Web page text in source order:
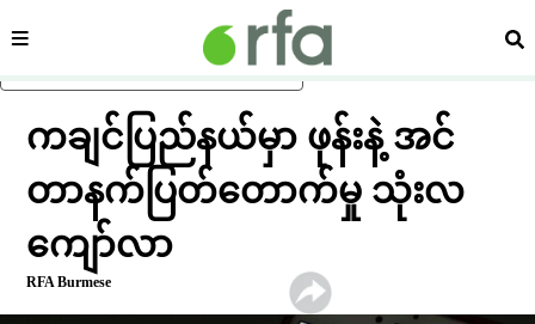
ပင်မအကြောင်းအရာသို့ ကျော်ရန်
ကဏ္ဍ ရှာ
ကချင်ပြည်နယ်မှာ ဖုန်းနဲ့ အင်
တာနက်ပြတ်တောက်မှု သုံးလ
ကျော်လာ
RFA Burmese